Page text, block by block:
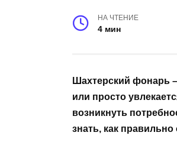
НА ЧТЕНИЕ
4 мин
Шахтерский фонарь
или просто
возникнуть
знать, как